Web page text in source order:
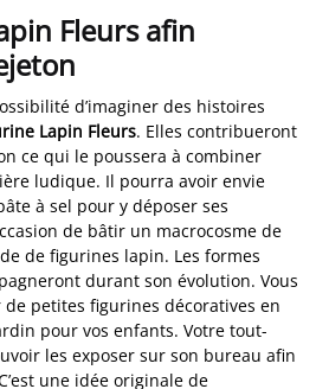
Fleurs afin
d’imaginer des histoires
Lapin Fleurs. Elles contribueront
ce qui le poussera à combiner
ludique. Il pourra avoir envie
à sel pour y déposer ses
de bâtir un macrocosme de
de figurines lapin. Les formes
durant son évolution. Vous
petites figurines décoratives en
pour vos enfants. Votre tout-
les exposer sur son bureau afin
une idée originale de